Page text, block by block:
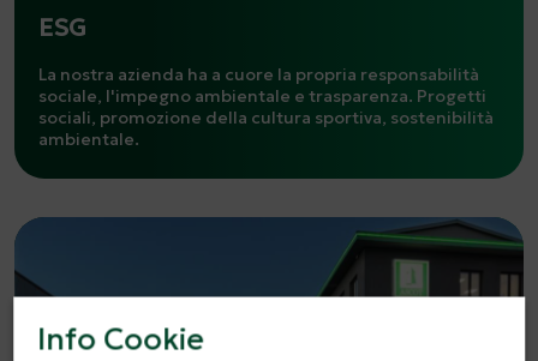
ESG
La nostra azienda ha a cuore la propria responsabilità
sociale, l'impegno ambientale e trasparenza. Progetti
sociali, promozione della cultura sportiva, sostenibilità
ambientale.
Info Cookie